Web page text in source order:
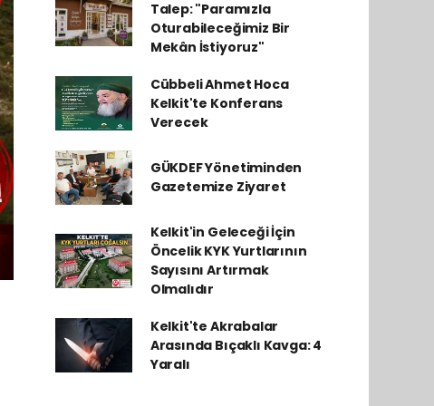
Talep: "Paramızla
Oturabileceğimiz Bir
Mekân İstiyoruz"
Cübbeli Ahmet Hoca
Kelkit'te Konferans
Verecek
GÜKDEF Yönetiminden
Gazetemize Ziyaret
Kelkit'in Geleceği İçin
Öncelik KYK Yurtlarının
Sayısını Artırmak
Olmalıdır
Kelkit'te Akrabalar
Arasında Bıçaklı Kavga: 4
Yaralı